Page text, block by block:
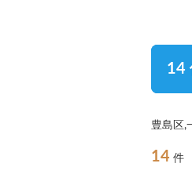
14
豊島区,
14 件